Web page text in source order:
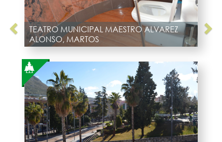
TEATRO MUNICIPAL MAESTRO ALVAREZ
ALONSO, MARTOS